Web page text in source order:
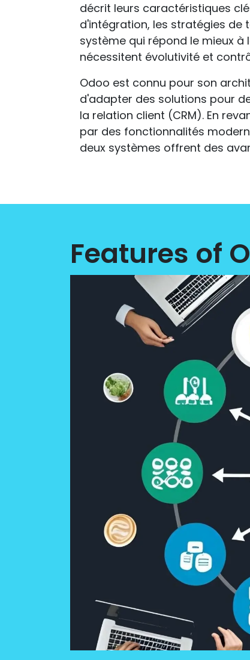
décrit leurs caractéristiques
d'intégration, les stratégies de
système qui répond le mieux
nécessitent évolutivité et
Odoo est connu pour son
d'adapter des solutions pour
la relation client (CRM). En
par des fonctionnalités
deux systèmes offrent des
Features of